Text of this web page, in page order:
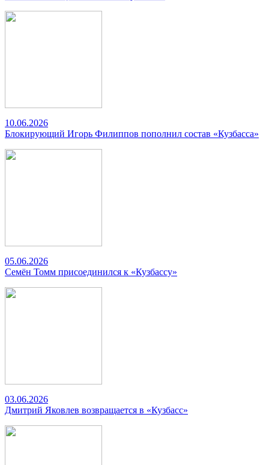
10.06.2026
Блокирующий Игорь Филиппов пополнил состав «Кузбасса»
05.06.2026
Семён Томм присоединился к «Кузбассу»
03.06.2026
Дмитрий Яковлев возвращается в «Кузбасс»